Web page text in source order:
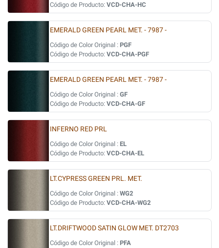
Código de Producto: VCD-CHA-HC
EMERALD GREEN PEARL MET. - 7987 -
Código de Color Original : PGF
Código de Producto: VCD-CHA-PGF
EMERALD GREEN PEARL MET. - 7987 -
Código de Color Original : GF
Código de Producto: VCD-CHA-GF
INFERNO RED PRL
Código de Color Original : EL
Código de Producto: VCD-CHA-EL
LT.CYPRESS GREEN PRL. MET.
Código de Color Original : WG2
Código de Producto: VCD-CHA-WG2
LT.DRIFTWOOD SATIN GLOW MET. DT2703
Código de Color Original : PFA